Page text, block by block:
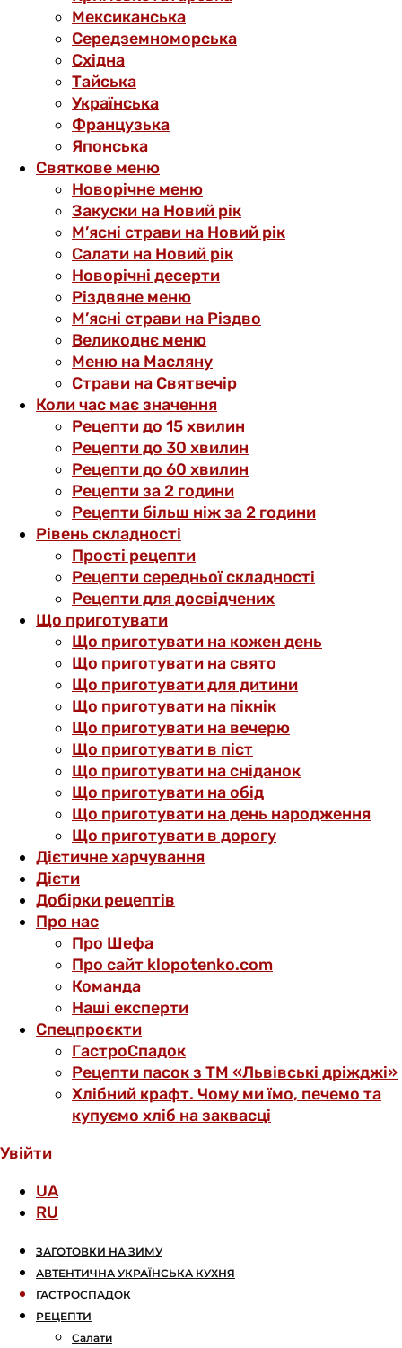
Мексиканська
Середземноморська
Східна
Тайська
Українська
Французька
Японська
Святкове меню
Новорічне меню
Закуски на Новий рік
М’ясні страви на Новий рік
Салати на Новий рік
Новорічні десерти
Різдвяне меню
М’ясні страви на Різдво
Великоднє меню
Меню на Масляну
Страви на Святвечір
Коли час має значення
Рецепти до 15 хвилин
Рецепти до 30 хвилин
Рецепти до 60 хвилин
Рецепти за 2 години
Рецепти більш ніж за 2 години
Рівень складності
Прості рецепти
Рецепти середньої складності
Рецепти для досвідчених
Що приготувати
Що приготувати на кожен день
Що приготувати на свято
Що приготувати для дитини
Що приготувати на пікнік
Що приготувати на вечерю
Що приготувати в піст
Що приготувати на сніданок
Що приготувати на обід
Що приготувати на день народження
Що приготувати в дорогу
Дієтичне харчування
Дієти
Добірки рецептів
Про нас
Про Шефа
Про сайт klopotenko.com
Команда
Наші експерти
Спецпроєкти
ГастроСпадок
Рецепти пасок з ТМ «Львівські дріжджі»
Хлібний крафт. Чому ми їмо, печемо та
купуємо хліб на заквасці
Увійти
UA
RU
ЗАГОТОВКИ НА ЗИМУ
АВТЕНТИЧНА УКРАЇНСЬКА КУХНЯ
ГАСТРОСПАДОК
РЕЦЕПТИ
Салати